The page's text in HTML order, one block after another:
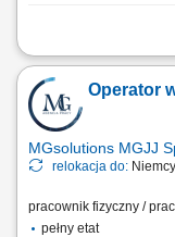
Work model: Remote
Team Lead to oversee
monitoring, content
markets. You'll be
and continuous
Operator
MGsolutions MGJJ
relokacja do: Niemcy
pracownik fizyczny /
pełny etat